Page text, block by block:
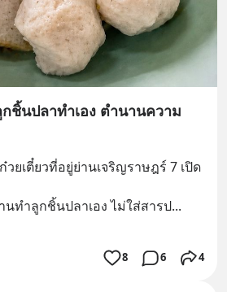
ชิ้นปลาทำเอง ตำนานความ
ยเตี๋ยวที่อยู่ย่านเจริญราษฎร์ 7 เปิด
นทำลูกชิ้นปลาเอง ไม่ใส่สารป...
8 6 4